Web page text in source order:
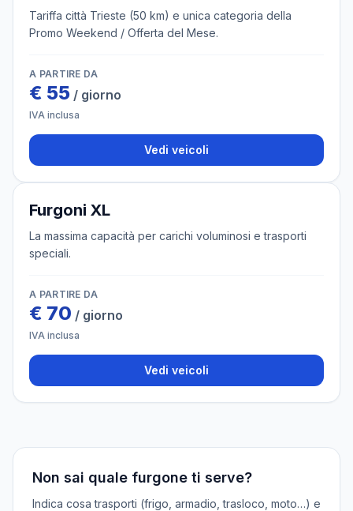
Tariffa città Trieste (50 km) e unica categoria della
Promo Weekend / Offerta del Mese.
A PARTIRE DA
€ 55 / giorno
IVA inclusa
Vedi veicoli
3 veicoli
Furgoni XL
La massima capacità per carichi voluminosi e trasporti
speciali.
A PARTIRE DA
€ 70 / giorno
IVA inclusa
Vedi veicoli
Non sai quale furgone ti serve?
Indica cosa trasporti (frigo, armadio, trasloco, moto…) e